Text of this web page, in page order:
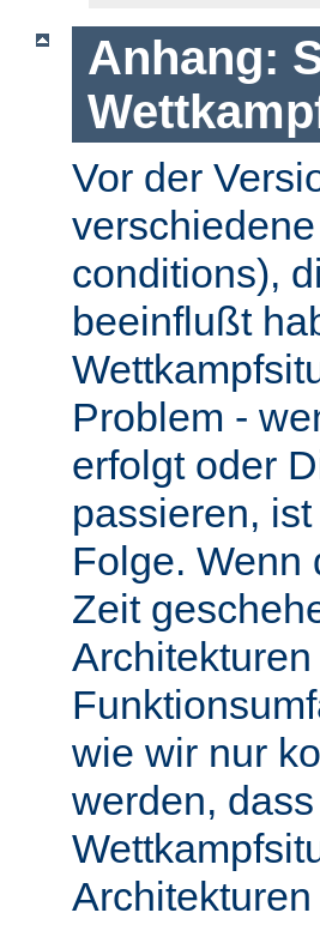
Anhang:
Vor der
verschiedene
conditions),
beeinflußt
Problem -
erfolgt oder
passieren,
Folge. Wenn
Zeit
wie wir nur
werden,